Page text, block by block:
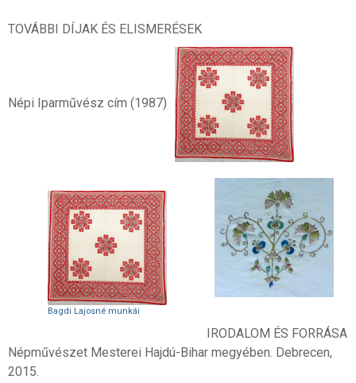
TOVÁBBI DÍJAK ÉS ELISMERÉSEK
Népi Iparművész cím (1987)
Bagdi Lajosné munkái
IRODALOM ÉS FORRÁSA
Népművészet Mesterei Hajdú-Bihar megyében. Debrecen,
2015.